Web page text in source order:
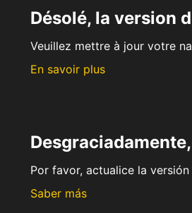
Désolé, la version
Veuillez mettre à jour votre
En savoir plus
Por favor, actualice la
Saber más